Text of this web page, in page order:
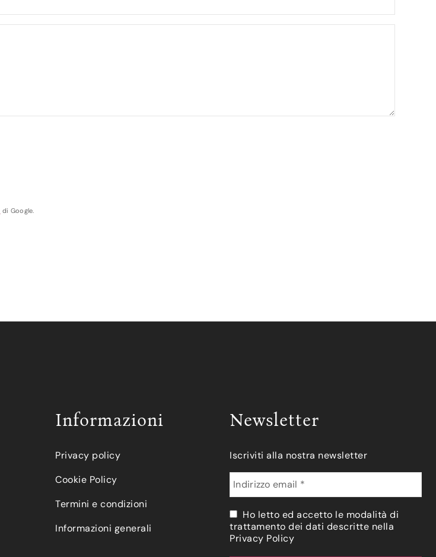
di Google.
Informazioni
Privacy policy
Cookie Policy
Termini e condizioni
Informazioni generali
Newsletter
Iscriviti alla nostra newsletter
Ho letto ed accetto le modalità di
trattamento dei dati descritte nella
Privacy Policy